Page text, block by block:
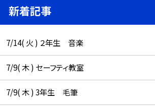
新着記事
7/14( 火 ) ２年生 音楽
7/9( 木 ) セーフティ教室
7/9( 木 ) 3年生 毛筆